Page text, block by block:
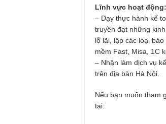
Lĩnh vực hoạt động:
– Dạy thực hành kế
truyền đạt những
lỗ lãi, lập các loại
mềm Fast, Misa, 1C
– Nhận làm dịch vụ
trên địa bàn Hà Nội.
Nếu bạn muốn tham
tại: